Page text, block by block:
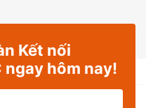
Kết nối
ngay hôm nay!